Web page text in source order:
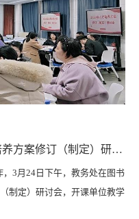
教务处组织召开2026版人才培养方案修订（制定）研讨会
3月24日下午，教务处在图书
制定）研讨会，开课单位教学